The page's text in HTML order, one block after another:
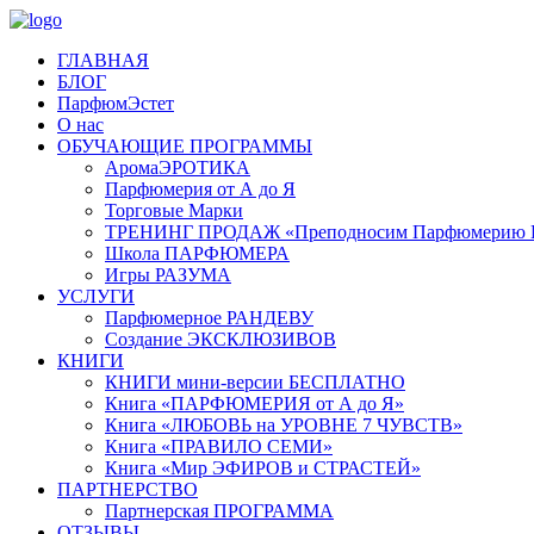
ГЛАВНАЯ
БЛОГ
ПарфюмЭстет
О нас
ОБУЧАЮЩИЕ ПРОГРАММЫ
АромаЭРОТИКА
Парфюмерия от А до Я
Торговые Марки
ТРЕНИНГ ПРОДАЖ «Преподносим Парфюмерию
Школа ПАРФЮМЕРА
Игры РАЗУМА
УСЛУГИ
Парфюмерное РАНДЕВУ
Создание ЭКСКЛЮЗИВОВ
КНИГИ
КНИГИ мини-версии БЕСПЛАТНО
Книга «ПАРФЮМЕРИЯ от А до Я»
Книга «ЛЮБОВЬ на УРОВНЕ 7 ЧУВСТВ»
Книга «ПРАВИЛО СЕМИ»
Книга «Мир ЭФИРОВ и СТРАСТЕЙ»
ПАРТНЕРСТВО
Партнерская ПРОГРАММА